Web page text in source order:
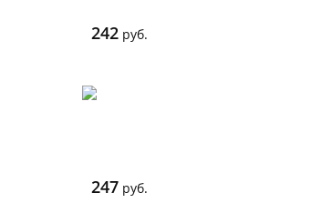
242 руб.
247 руб.